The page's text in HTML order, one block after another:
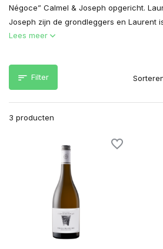
Négoce” Calmel & Joseph opgericht.
Joseph zijn de grondleggers en Laurent
Lees meer
Filter
3 producten